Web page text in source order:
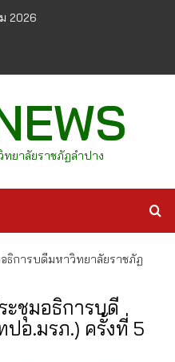
2026
ยาลัยราชภัฏลำปาง
ธิการบดีมหาวิทยาลัยราชภัฏ
ะชุมอธิการบดี
อ.มรภ.) ครั้งที่ 5